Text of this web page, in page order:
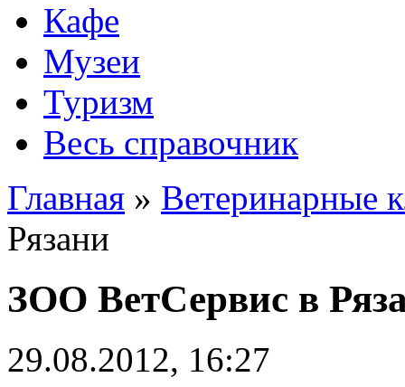
Кафе
Музеи
Туризм
Весь справочник
Главная » Ветеринарные
Рязани
ЗОО ВетСервис в
29.08.2012, 16:27